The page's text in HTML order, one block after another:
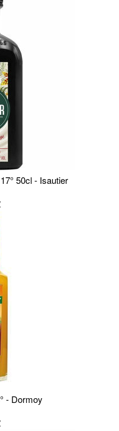
50cl - Isautier
- Dormoy